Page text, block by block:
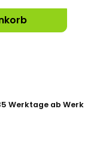
Werktage ab Werk